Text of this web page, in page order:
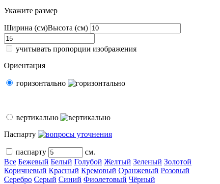
Укажите размер
Ширина (см)Высота (см)
учитывать пропорции изображения
Ориентация
горизонтально
вертикально
Паспарту
паспарту
см.
Все Бежевый Белый Голубой Желтый Зеленый Золотой
Коричневый Красный Кремовый Оранжевый Розовый
Серебро Серый Синий Фиолетовый Чёрный